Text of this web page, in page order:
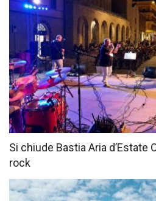
Si chiude Bastia Aria d’Estate
rock